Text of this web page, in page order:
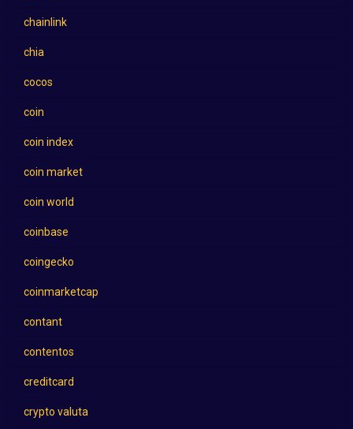
chainlink
chia
cocos
coin
coin index
coin market
coin world
coinbase
coingecko
coinmarketcap
contant
contentos
creditcard
crypto valuta